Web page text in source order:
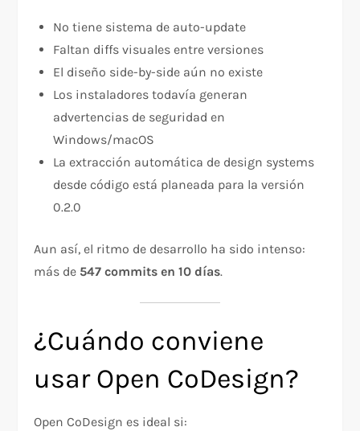
No tiene sistema de auto-update
Faltan diffs visuales entre versiones
El diseño side-by-side aún no existe
Los instaladores todavía generan
advertencias de seguridad en
Windows/macOS
La extracción automática de design systems
desde código está planeada para la versión
0.2.0
Aun así, el ritmo de desarrollo ha sido intenso:
más de 547 commits en 10 días.
¿Cuándo conviene
usar Open CoDesign?
Open CoDesign es ideal si: